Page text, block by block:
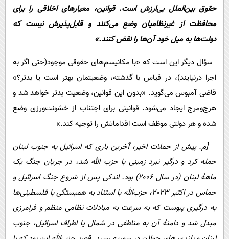
حقوق بین‌الملل بی‌ارزش است. قوانین، معیارهای اخلاقی را برای
محافظت از غیرنظامیان وضع می‌کنند و قابل‌پذیرش نیست که
دولت‌ها به میل خود آن‌ها را نقض کنند.»
سؤال دیگر این است که «با مکانیسم‌های حقوقی موجود(حتی اگر به
اجرا درنیایند)، در قیاس با گذشته، وضعیتمان بهتر است یا بدتر؟»
قاضی آمبوس می‌گوید. «بدون این قوانین، وضعیت بدتر خواهد شد و
هرج‌و‌مرج ایجاد می‌شود. قوانینی برای اجتناب از خشونت‌ورزی وضع
شده و هر دولتی موظف است اقداماتش را توجیه کند.»
[م. پیش از حملات اخیر، آخرین باری که اسرائیل به جنوب لبنان
حمله کرد و درگیر نبرد زمینی با حزب الله شد، در جریان جنگ یک
ماهۀ لبنان (در سال 2006) بود. اندکی پس از شروع جنگ اسرائیل و
حماس در اکتبر 2023، حز‌ب‌الله با استناد به همبستگی با فلسطینی‌ها
به درگیری پیوست که به سرعت به مبادلات نظامی منظم و فرامرزی
مبدل شد و دامنۀ آن به مناطقی در شمال یا اطراف اسرائیل، جنوب